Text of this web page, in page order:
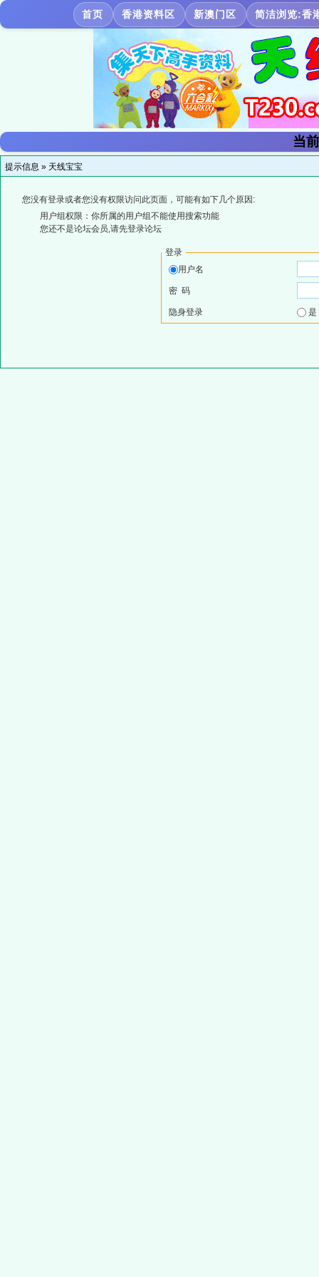
首页 香港资料区 新澳门区 简洁浏览:香
当
提示信息 » 天线宝宝
您没有登录或者您没有权限访问此页面，可能有如下几个原因:
用户组权限：你所属的用户组不能使用搜索功能
您还不是论坛会员,请先登录论坛
登录
用户名
密 码
隐身登录